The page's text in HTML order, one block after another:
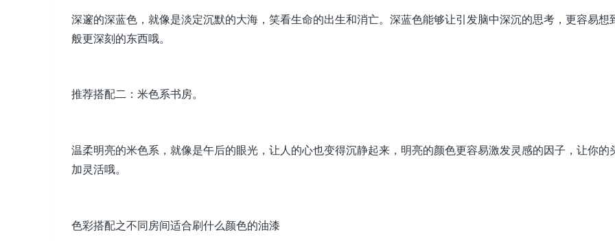
深邃的深蓝色，就像是淡定沉默的大海，笑看生命的出生和消亡。深蓝色能够让引发脑中深沉的思考，更容易想
般更深刻的东西哦。
推荐搭配二：米色系书房。
温柔明亮的米色系，就像是午后的眼光，让人的心也变得沉静起来，明亮的颜色更容易激发灵感的因子，让你的
加灵活哦。
色彩搭配之不同房间适合刷什么颜色的油漆